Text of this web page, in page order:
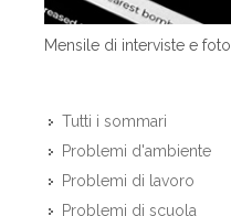
Mensile di interviste e foto
Tutti i sommari
Problemi d'ambiente
Problemi di lavoro
Problemi di scuola